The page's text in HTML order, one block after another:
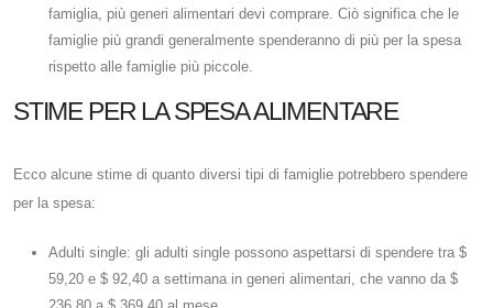
famiglia, più generi alimentari devi comprare. Ciò significa che le
famiglie più grandi generalmente spenderanno di più per la spesa
rispetto alle famiglie più piccole.
STIME PER LA SPESA ALIMENTARE
Ecco alcune stime di quanto diversi tipi di famiglie potrebbero spendere
per la spesa:
Adulti single: gli adulti single possono aspettarsi di spendere tra $
59,20 e $ 92,40 a settimana in generi alimentari, che vanno da $